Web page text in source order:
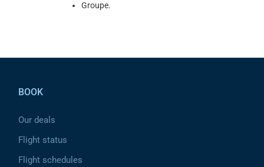
Groupe.
BOOK
Our deals
Flight status
Flight schedules